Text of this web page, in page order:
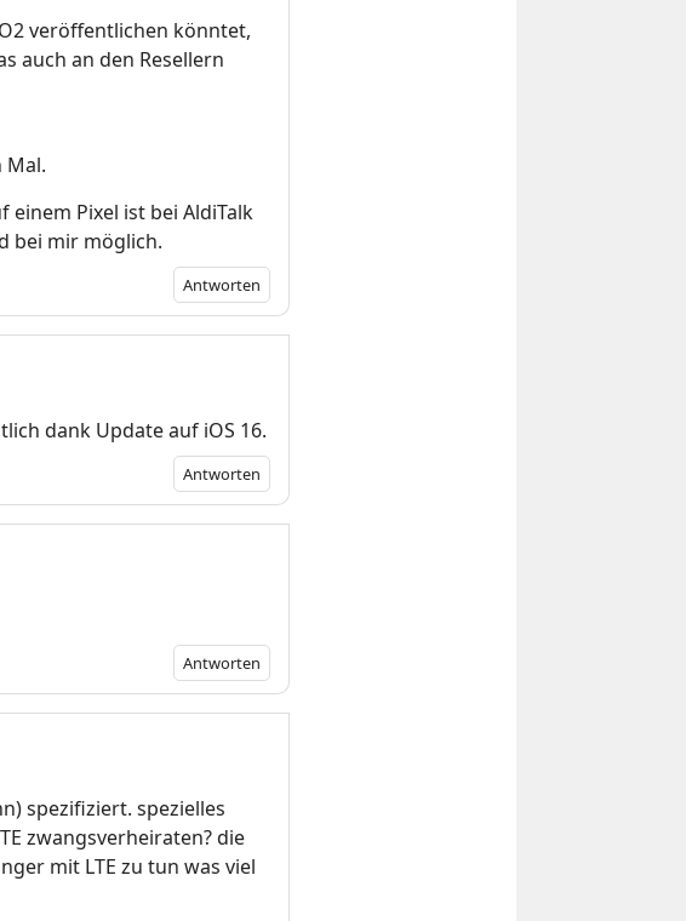
veröffentlichen könntet,
auch an den Resellern
Mal.
einem Pixel ist bei AldiTalk
bei mir möglich.
Antworten
dank Update auf iOS 16.
Antworten
Antworten
spezifiziert. spezielles
zwangsverheiraten? die
mit LTE zu tun was viel